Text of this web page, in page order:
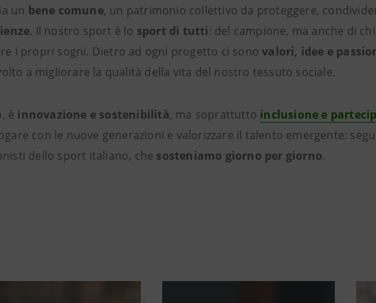
un bene comune, un patrimonio collettivo da proteggere,
. Il nostro sport è lo sport di tutti: del campione, ma anche di
i propri sogni. Dietro ad ogni progetto ci sonovalori, idee e
a migliorare la qualità della vita del nostro tessuto sociale.
è innovazione e sostenibilità, ma soprattutto inclusione e
con le nuove generazioni e valorizzare il talento emergente:
dello sport italiano, che sosteniamo giorno per giorno.